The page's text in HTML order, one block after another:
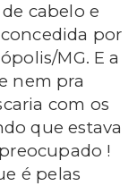
cabelo e
por
MG. E a
nem pra
com os
que estava
!
é pelas